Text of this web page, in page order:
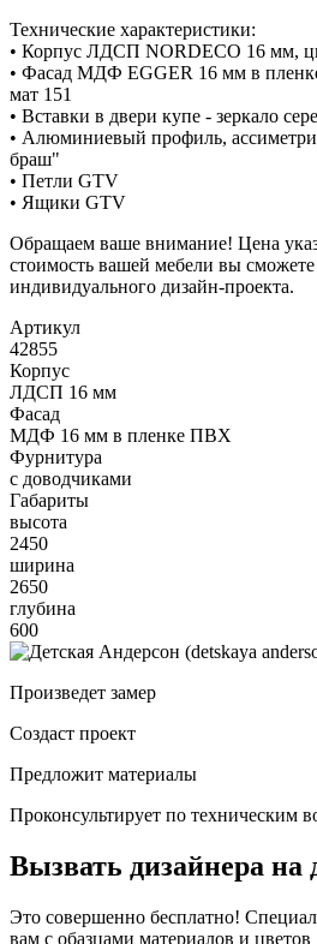
Технические характеристики:
• Корпус ЛДСП NORDECO 16 мм,
• Фасад МДФ EGGER 16 мм в
мат 151
• Вставки в двери купе - зеркало
• Алюминиевый профиль,
браш"
• Петли GTV
• Ящики GTV
Обращаем ваше внимание! Цена
стоимость вашей мебели вы сможете
индивидуального дизайн-проекта.
Артикул
42855
Корпус
ЛДСП 16 мм
Фасад
МДФ 16 мм в пленке ПВХ
Фурнитура
с доводчиками
Габариты
высота
2450
ширина
2650
глубина
600
Произведет замер
Создаст проект
Предложит материалы
Проконсультирует по техническим
Вызвать дизайнера на
Это совершенно бесплатно!
вам с обазцами материалов и цветов